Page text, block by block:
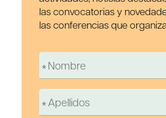
las convocatorias y
las conferencias que